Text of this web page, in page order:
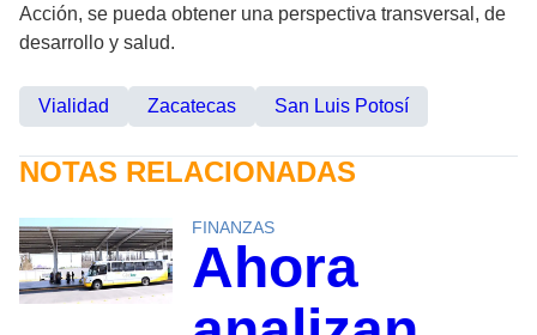
Acción, se pueda obtener una perspectiva transversal, de
desarrollo y salud.
Vialidad Zacatecas San Luis Potosí
NOTAS RELACIONADAS
FINANZAS
Ahora